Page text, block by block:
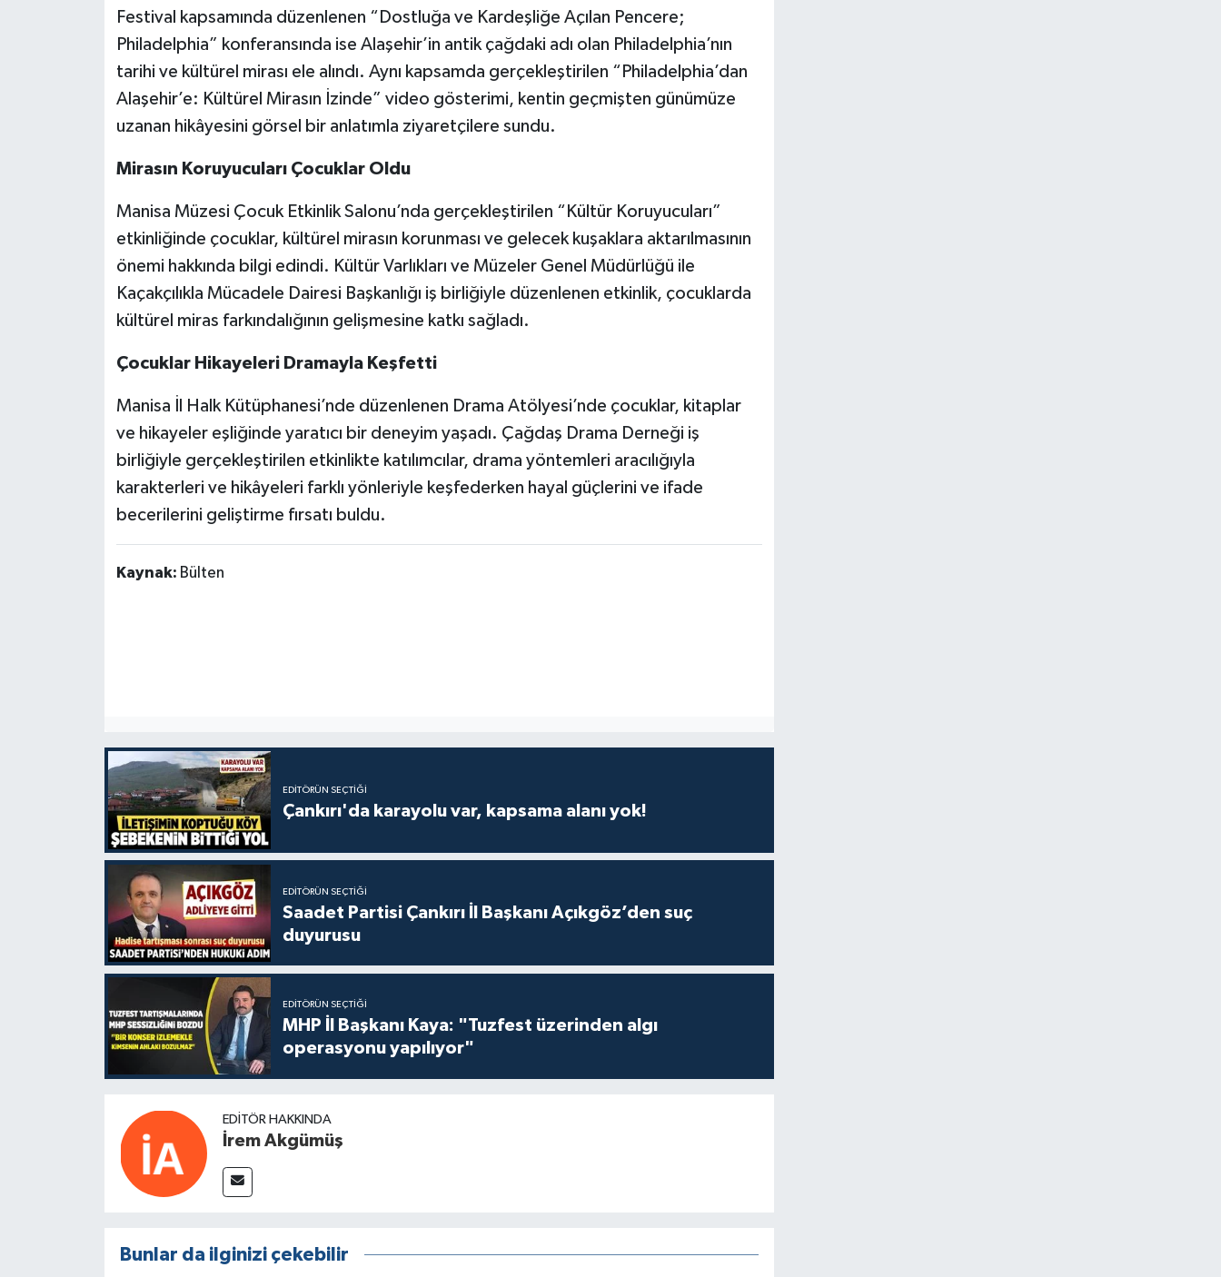
Festival kapsamında düzenlenen “Dostluğa ve Kardeşliğe Açılan Pencere;
Philadelphia” konferansında ise Alaşehir’in antik çağdaki adı olan Philadelphia’nın
tarihi ve kültürel mirası ele alındı. Aynı kapsamda gerçekleştirilen “Philadelphia’dan
Alaşehir’e: Kültürel Mirasın İzinde” video gösterimi, kentin geçmişten günümüze
uzanan hikâyesini görsel bir anlatımla ziyaretçilere sundu.
Mirasın Koruyucuları Çocuklar Oldu
Manisa Müzesi Çocuk Etkinlik Salonu’nda gerçekleştirilen “Kültür Koruyucuları”
etkinliğinde çocuklar, kültürel mirasın korunması ve gelecek kuşaklara aktarılmasının
önemi hakkında bilgi edindi. Kültür Varlıkları ve Müzeler Genel Müdürlüğü ile
Kaçakçılıkla Mücadele Dairesi Başkanlığı iş birliğiyle düzenlenen etkinlik, çocuklarda
kültürel miras farkındalığının gelişmesine katkı sağladı.
Çocuklar Hikayeleri Dramayla Keşfetti
Manisa İl Halk Kütüphanesi’nde düzenlenen Drama Atölyesi’nde çocuklar, kitaplar
ve hikayeler eşliğinde yaratıcı bir deneyim yaşadı. Çağdaş Drama Derneği iş
birliğiyle gerçekleştirilen etkinlikte katılımcılar, drama yöntemleri aracılığıyla
karakterleri ve hikâyeleri farklı yönleriyle keşfederken hayal güçlerini ve ifade
becerilerini geliştirme fırsatı buldu.
Kaynak: Bülten
EDITÖRÜN SEÇTIĞI
Çankırı'da karayolu var, kapsama alanı yok!
EDITÖRÜN SEÇTIĞI
Saadet Partisi Çankırı İl Başkanı Açıkgöz’den suç
duyurusu
EDITÖRÜN SEÇTIĞI
MHP İl Başkanı Kaya: "Tuzfest üzerinden algı
operasyonu yapılıyor"
EDITÖR HAKKINDA
İrem Akgümüş
Bunlar da ilginizi çekebilir